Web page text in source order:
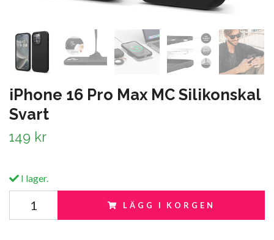
iPhone 16 Pro Max MC Silikonskal
Svart
149 kr
I lager.
LÄGG I KORGEN